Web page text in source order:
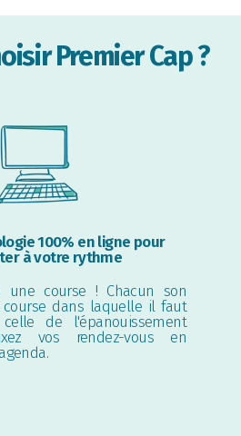
Premier Cap ?
100% en ligne pour
à votre rythme
course ! Chacun son
course dans laquelle il faut
de l'épanouissement
vos rendez-vous en